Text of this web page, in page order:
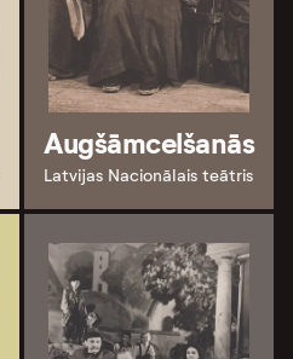
Augšāmcelšanās
Latvijas Nacionālais teātris